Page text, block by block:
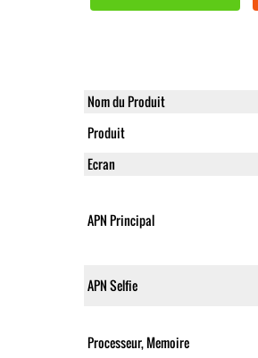
Nom du Produit
Produit
Ecran
APN Principal
APN Selfie
Processeur, Memoire